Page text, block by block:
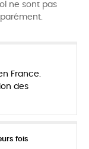
ne sont pas
France.
des
fois